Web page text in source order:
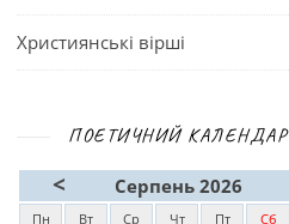
Християнські вірші
ПОЕТИЧНИЙ КАЛЕНДАР
< Серпень 2026
Пн Вт Ср Чт Пт Сб